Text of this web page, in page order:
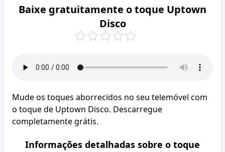
Baixe gratuitamente o toque Uptown
Disco
Mude os toques aborrecidos no seu telemóvel com
o toque de Uptown Disco. Descarregue
completamente grátis.
Informações detalhadas sobre o toque